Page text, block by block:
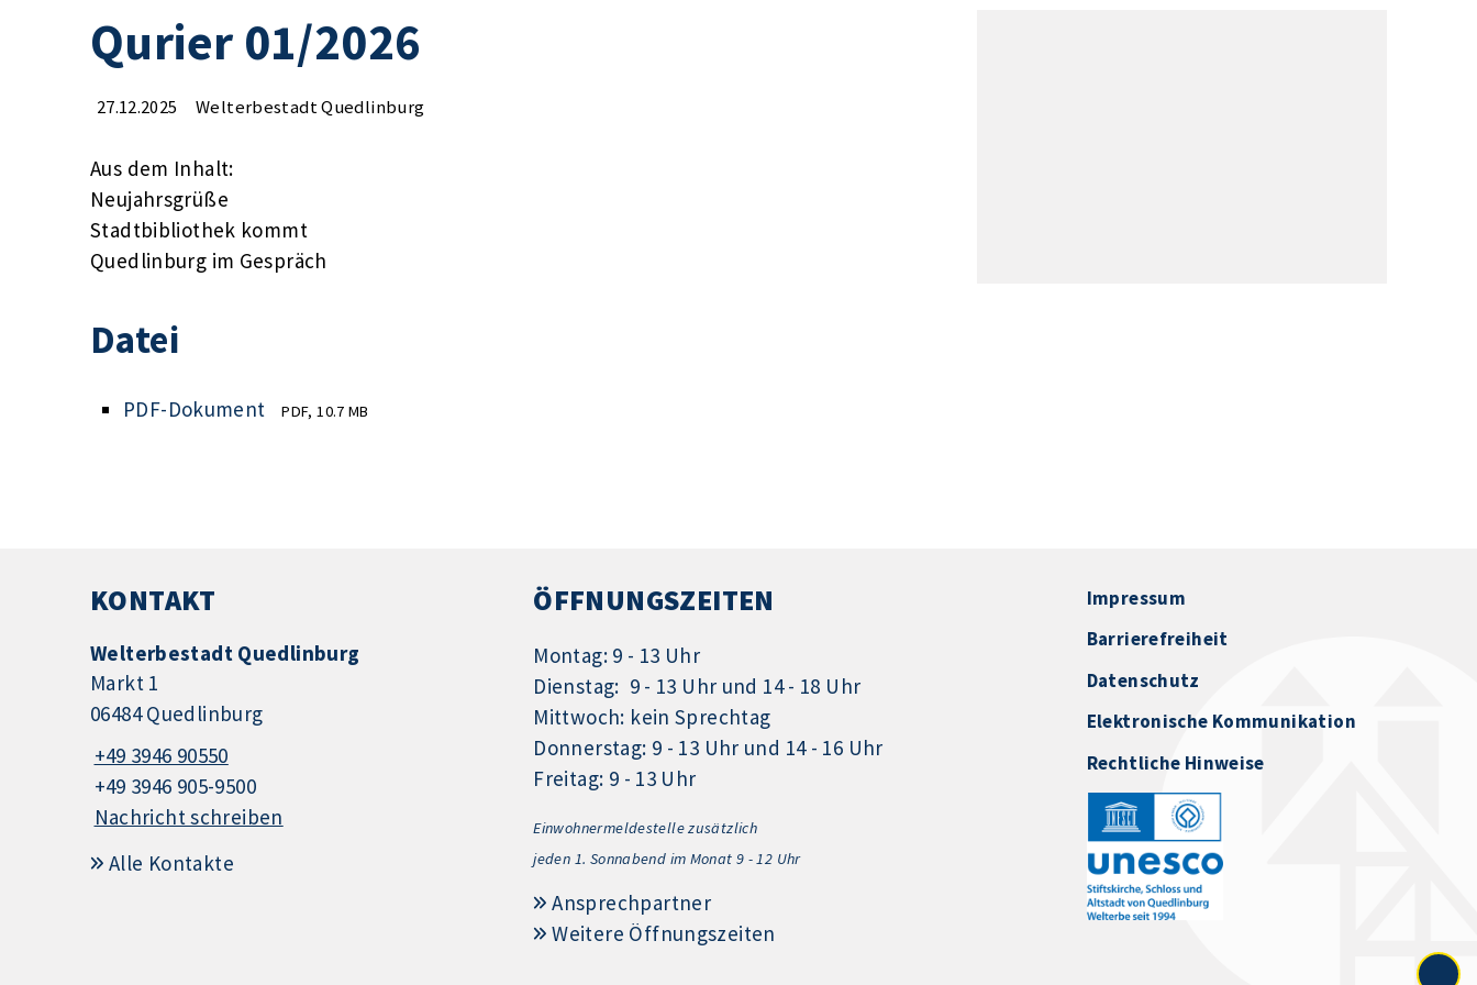
Qurier 01/2026
27.12.2025 Welterbestadt Quedlinburg
Aus dem Inhalt:
Neujahrsgrüße
Stadtbibliothek kommt
Quedlinburg im Gespräch
Datei
PDF-Dokument PDF, 10.7 MB
KONTAKT
Welterbestadt Quedlinburg
Markt 1
06484 Quedlinburg
+49 3946 90550
+49 3946 905-9500
Nachricht schreiben
Alle Kontakte
ÖFFNUNGSZEITEN
Montag: 9 - 13 Uhr
Dienstag: 9 - 13 Uhr und 14 - 18 Uhr
Mittwoch: kein Sprechtag
Donnerstag: 9 - 13 Uhr und 14 - 16 Uhr
Freitag: 9 - 13 Uhr
Einwohnermeldestelle zusätzlich
jeden 1. Sonnabend im Monat 9 - 12 Uhr
Ansprechpartner
Weitere Öffnungszeiten
Impressum
Barrierefreiheit
Datenschutz
Elektronische Kommunikation
Rechtliche Hinweise